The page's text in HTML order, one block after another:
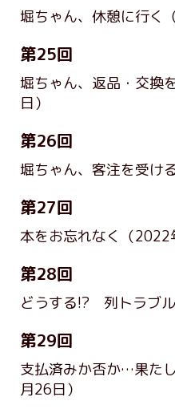
堀ちゃん、休憩に行く
第25回
堀ちゃん、返品・交換
日）
第26回
堀ちゃん、客注を受け
第27回
本をお忘れなく （
第28回
どうする!? 列トラブル
第29回
支払済みか否か…果た
月26日）